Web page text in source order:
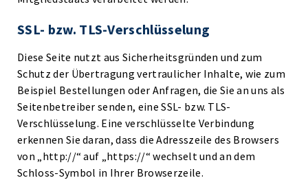
SSL- bzw. TLS-Verschlüsselung
Diese Seite nutzt aus Sicherheitsgründen und zum
Schutz der Übertragung vertraulicher Inhalte, wie zum
Beispiel Bestellungen oder Anfragen, die Sie an uns als
Seitenbetreiber senden, eine SSL- bzw. TLS-
Verschlüsselung. Eine verschlüsselte Verbindung
erkennen Sie daran, dass die Adresszeile des Browsers
von „http://“ auf „https://“ wechselt und an dem
Schloss-Symbol in Ihrer Browserzeile.